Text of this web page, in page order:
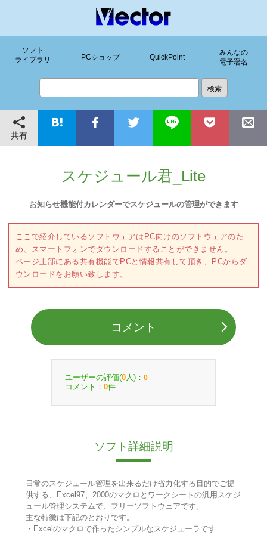
ソフト
ライブラリ
PCショップ QuickPoint
みんなの
電子署名
共有
スケジュール君_Lite
お知らせ機能付カレンダーでスケジュールの管理ができます
ここで紹介しているソフトウェアはPC向けのソフトウェアのた
め、スマートフォンでダウンロードすることができません。
ページ上部にある共有機能でPCと情報共有して頂き、PCからダ
ウンロードをお願い致します。
コメント
ユーザーの評価(0 人)： 0
コメント： 0件
ソフト詳細説明
日常のスケジュール管理を出来るだけ省力化する目的でご提
供する、Excel97、2000のマクロとワークシートの汎用スケジ
ュール管理システムで、フリーソフトウェアです。
主な特徴は下記のとおりです。
・Excelのマクロで作ったシンプルなスケジューラです